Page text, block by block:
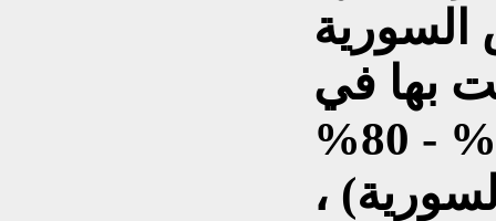
بها في
تاريخها حيث تم تدمير 70% - 80%
،